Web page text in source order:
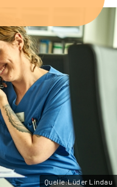
Quelle:Lüder Lindau